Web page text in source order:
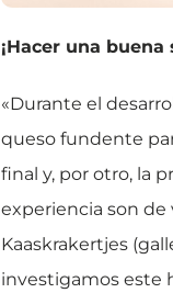
¡Hacer una buena
«Durante el
queso fundente
final y, por otro, la
experiencia son de
Kaaskrakertjes
investigamos este